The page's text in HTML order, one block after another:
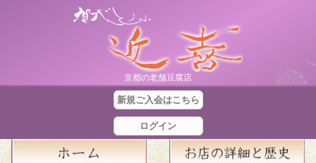
京都の老舗豆腐店
新規ご入会はこちら
ログイン